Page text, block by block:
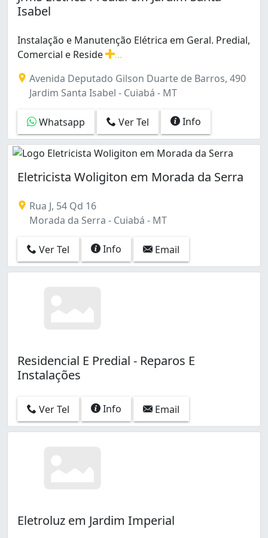
Isabel
Instalação e Manutenção Elétrica em Geral. Predial,
Comercial e Reside
Avenida Deputado Gilson Duarte de Barros, 490
Jardim Santa Isabel - Cuiabá - MT
Whatsapp Ver Tel Info
Eletricista Woligiton em Morada da Serra
Rua J, 54 Qd 16
Morada da Serra - Cuiabá - MT
Ver Tel Info Email
Residencial E Predial - Reparos E
Instalações
Ver Tel Info Email
Eletroluz em Jardim Imperial